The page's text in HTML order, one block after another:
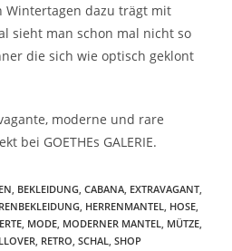
Wintertagen dazu trägt mit
sieht man schon mal nicht so
die sich wie optisch geklont
moderne und rare
bei GOETHEs GALERIE.
BEKLEIDUNG CABANA EXTRAVAGANT
HERRENMANTEL HOSE
MODE MODERNER MANTEL MÜTZE
RETRO SCHAL SHOP